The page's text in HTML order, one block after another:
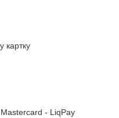
картку
- LiqPay